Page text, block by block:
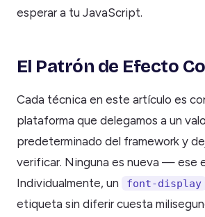
esperar a tu JavaScript.
El Patrón de Efecto
Cada técnica en este artículo es
plataforma que delegamos a un
predeterminado del framework y
verificar. Ninguna es nueva — ese
Individualmente, un
font-display
etiqueta sin diferir cuesta